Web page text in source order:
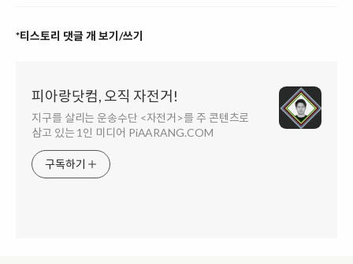
*티스토리 댓글 개 보기/쓰기
피아랑닷컴, 오직 자전거!
지구를 살리는 운송수단 <자전거>를 주 콘텐츠로
삼고 있는 1인 미디어 PiAARANG.COM
구독하기